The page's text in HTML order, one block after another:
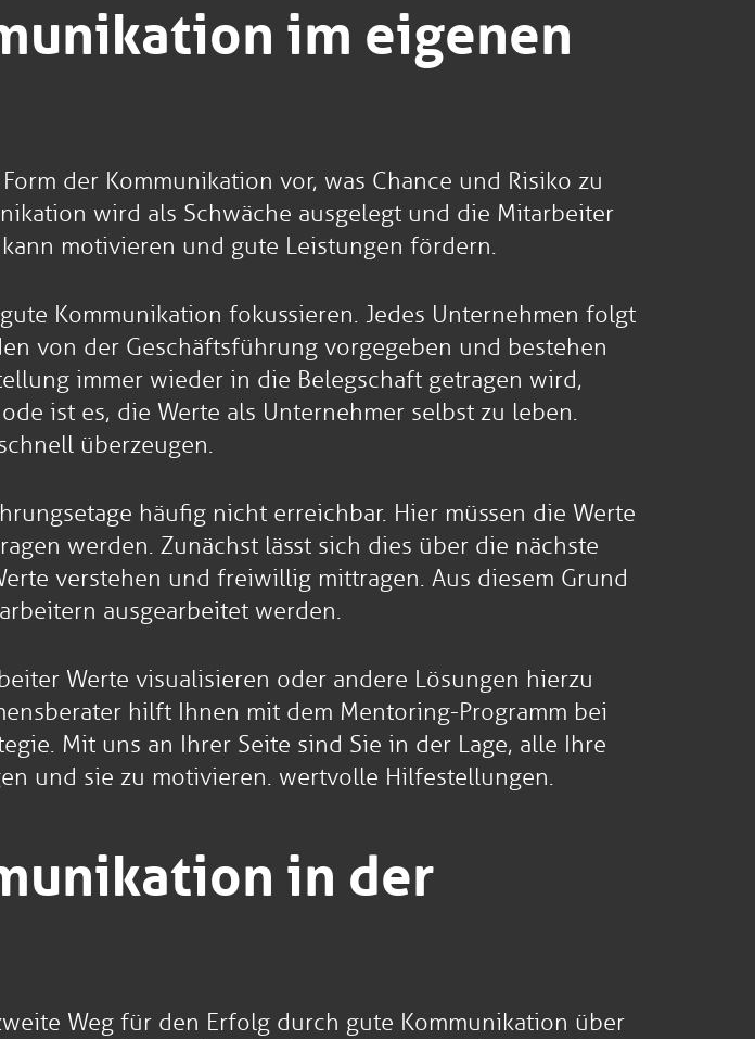
im eigenen
der Kommunikation vor, was Chance und Risiko zu
wird als Schwäche ausgelegt und die Mitarbeiter
motivieren und gute Leistungen fördern.
Kommunikation fokussieren. Jedes Unternehmen folgt
von der Geschäftsführung vorgegeben und bestehen
immer wieder in die Belegschaft getragen wird,
ist es, die Werte als Unternehmer selbst zu leben.
überzeugen.
häufig nicht erreichbar. Hier müssen die Werte
werden. Zunächst lässt sich dies über die nächste
verstehen und freiwillig mittragen. Aus diesem Grund
ausgearbeitet werden.
Werte visualisieren oder andere Lösungen hierzu
hilft Ihnen mit dem Mentoring-Programm bei
Mit uns an Ihrer Seite sind Sie in der Lage, alle Ihre
und sie zu motivieren. wertvolle Hilfestellungen.
in der
Weg für den Erfolg durch gute Kommunikation über